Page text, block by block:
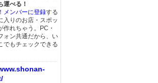
運べる！
メンバーに登録する
入りのお店・スポッ
作れちゃう。PC・
ォン共通だから、い
でもチェックできる